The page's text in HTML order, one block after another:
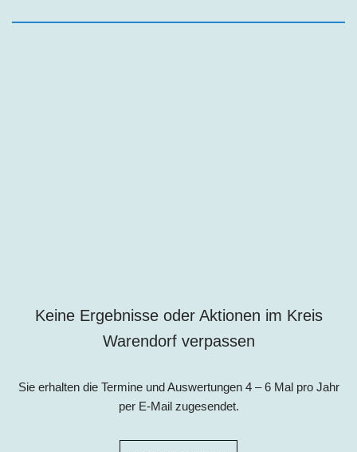
Keine Ergebnisse oder Aktionen im Kreis
Warendorf verpassen
Sie erhalten die Termine und Auswertungen 4 – 6 Mal pro Jahr
per E-Mail zugesendet.